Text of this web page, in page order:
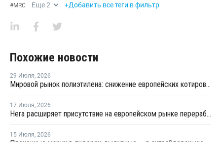
#MRC Еще2 +Добавить все теги в фильтр
Похожие новости
29 Июля, 2026
Мировой рынок полиэтилена: снижение европейских котировок и перестройка ценового диапазона в Китае
17 Июля, 2026
Hera расширяет присутствие на европейском рынке переработки пластика благодаря приобретению в Польше
15 Июля, 2026